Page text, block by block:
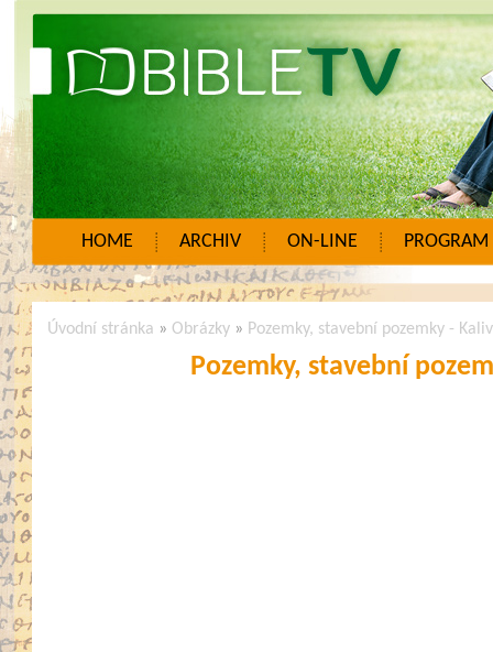
HOME ARCHIV ON-LINE PROGRAM
Úvodní stránka » Obrázky » Pozemky, stavební pozemky -
Pozemky, stavební